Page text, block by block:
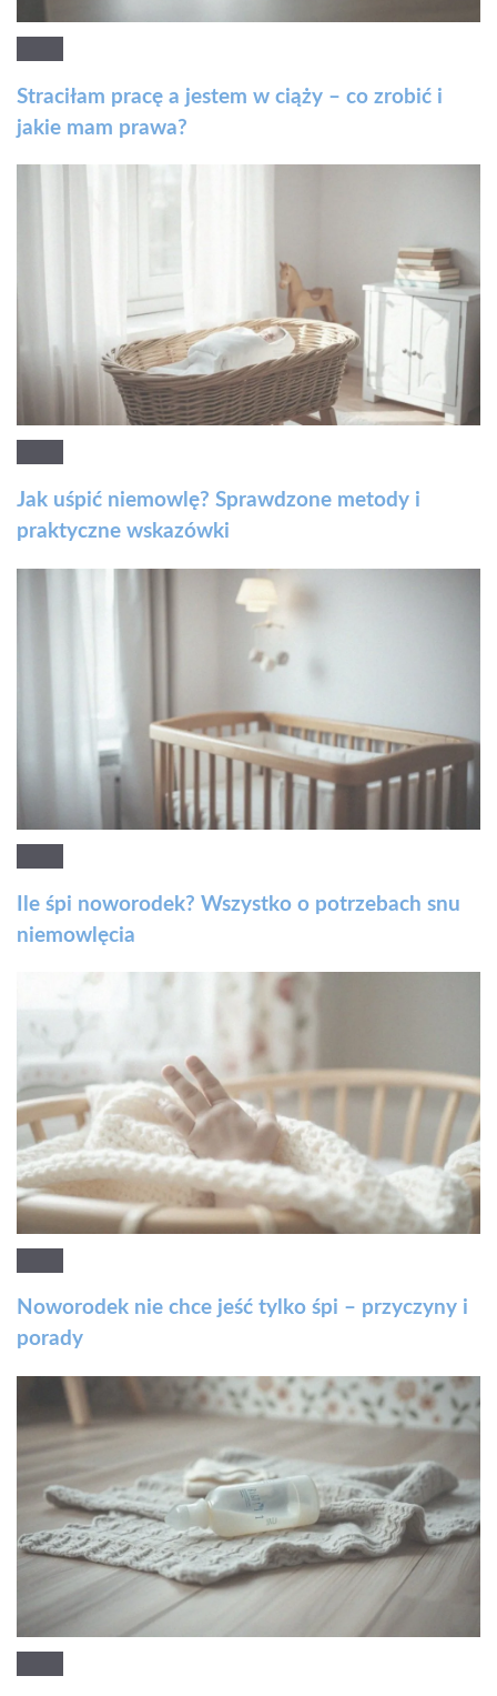
Straciłam pracę a jestem w ciąży – co zrobić i
jakie mam prawa?
Jak uśpić niemowlę? Sprawdzone metody i
praktyczne wskazówki
Ile śpi noworodek? Wszystko o potrzebach snu
niemowlęcia
Noworodek nie chce jeść tylko śpi – przyczyny i
porady